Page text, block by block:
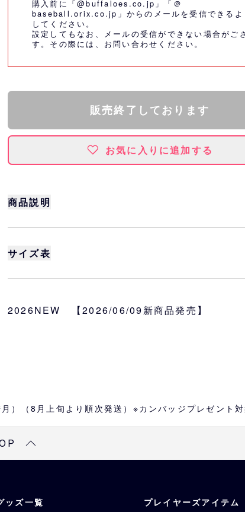
購入前に「@buffaloes.co.jp」「＠
baseball.orix.co.jp」からのメールを受信できるよ
してください。
設定してもなお、メールの受信ができない場合がご
す。その際には、 お問い合わせください。
販売終了しております
お気に入りに追加する
商品説明
サイズ
ホワイト
綿100％
サイズ表
S 66 49 44 19
※ サイズは目安になります
※ 商品によってはサイズが異なる場合もございま
2026NEW 【2026/06/09新商品発売】
）（8月上旬より順次発送）※カンバッジプレゼント
ッズ一覧 プレイヤーズアイテム